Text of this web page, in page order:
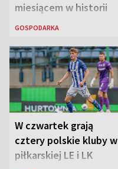
miesiącem w historii
lotniska
GOSPODARKA
W czwartek grają
cztery polskie kluby w
piłkarskiej LE i LK